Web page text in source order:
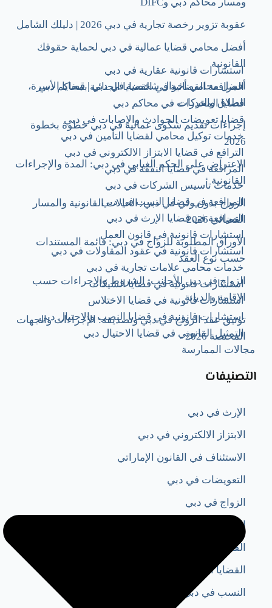
استشارات قانونية عقارية في دبي
المرافعة القضائية في القضايا الجنائية بمحاكم دبي
قضايا المخدرات في محاكم دبي
قضايا تعويضات الحوادث والإصابات في دبي
خدمات توكيل محامي لقضايا التأمين في دبي
الترافع في قضايا الابتزاز الالكتروني في دبي
المرافعة في قضايا النفقة في دبي
خدمات تأسيس الشركات​ في دبي
المرافعة في قضايا النسب في دبي
المرافعة في قضايا الإرث في دبي
استشارات قانونية في قانون العمل
استشارات قانونية في عقود المقاولات في دبي
خدمات محامي علامات تجارية في دبي
استشارات قانونية في قضايا الشيكات
استشارات قانونية في قضايا الاختلاس
استشارات قانونية في قضايا النصب والاحتيال دبي
التمثيل القانوني في قضايا الاحتيال دبي
مجالات الممارسة
عقوبة تزوير رخصة تجارية في دبي 2026 | دليلك الشامل
أفضل محامي قضايا عمالية في دبي لحماية حقوقك
القانونية
أفضل محامي أحوال شخصية في دبي | قضايا الأسرة،
الطلاق والتركات
إجراءات تقديم شكوى عمالية في دبي خطوة بخطوة
2026
الاعتراض على الحكم الغيابي في دبي: المدة والإجراءات
القانونية
الزواج بدون ولي في دبي: الحالات القانونية والمسار
القضائي 2026
الأوراق المطلوبة للزواج في دبي: قائمة المستندات
حسب نوع العقد
الزواج في دبي للأجانب: الشروط والإجراءات حسب
الإقامة والديانة
توثيق عقد الزواج في دبي وتصديقه: الإجراءات والجهات
المختصة 2026
التصنيفات
الإرث في دبي
الابتزاز الالكتروني في دبي
الاستئناف في القانون الإماراتي
التعويضات في دبي
الزواج في دبي
الطلاق في دبي
القضايا الجنائية في دبي
القضايا العمالية دبي​
النسب في دبي